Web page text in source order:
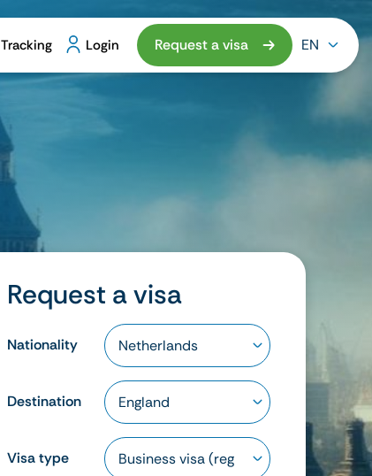
Tracking Login Request a visa EN
Request a visa
Nationality
Destination
Visa type